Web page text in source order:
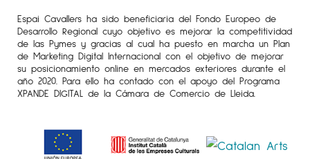
Espai Cavallers ha sido beneficiaria del Fondo Europeo de
Desarrollo Regional cuyo objetivo es mejorar la competitividad
de las Pymes y gracias al cual ha puesto en marcha un Plan
de Marketing Digital Internacional con el objetivo de mejorar
su posicionamiento online en mercados exteriores durante el
año 2020. Para ello ha contado con el apoyo del Programa
XPANDE DIGITAL de la Cámara de Comercio de Lleida.